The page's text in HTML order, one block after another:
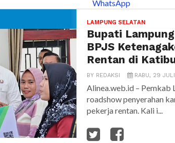
WhatsApp
LAMPUNG SELATAN
Bupati
BPJS
Rentan di
BY REDAKSI RABU, 29
Alinea.web.id – Pemkab
roadshow penyerahan
pekerja rentan. Kali i...